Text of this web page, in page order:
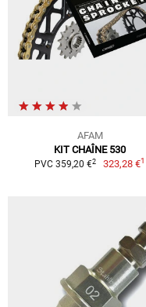
AFAM
KIT CHAÎNE 530
PVC 359,20 €2 323,28 €1